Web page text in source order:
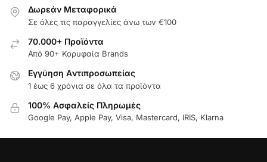
Δωρεάν Μεταφορικά
Σε όλες τις παραγγελίες άνω των €100
70.000+ Προϊόντα
Από 90+ Κορυφαία Brands
Εγγύηση Aντιπροσωπείας
1 έως 6 χρόνια σε όλα τα προϊόντα
100% Ασφαλείς Πληρωμές
Google Pay, Apple Pay, Visa, Mastercard, IRIS, Klarna